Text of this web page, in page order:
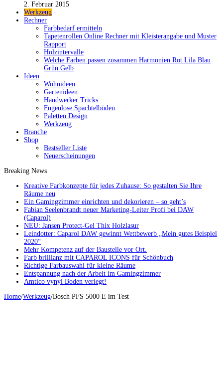
2. Februar 2015
Werkzeug
Rechner
Farbbedarf ermitteln
Tapetenrollen Online Rechner mit Kleisterangabe und Muster
Rapport
Holzintervalle
Welche Farben passen zusammen Harmonien Rot Lila Blau
Grün Gelb
Ideen
Wohnideen
Gartenideen
Handwerker Tricks
Fugenlose Spachtelböden
Paletten Design
Werkzeug
Branche
Shop
Bestseller Liste
Neuerscheinungen
Breaking News
Kreative Farbkonzepte für jedes Zuhause: So gestalten Sie Ihre
Räume neu
Ein Gamingzimmer einrichten und dekorieren – so geht’s
Fabian Seelenbrandt neuer Marketing-Leiter Profi bei DAW
(Caparol)
NEU: Jansen Protect-Gel Thix Holzlasur
Leindotter: Caparol DAW gewinnt Wettbewerb „Mein gutes Beispiel
2020“
Mehr Kompetenz auf der Baustelle vor Ort.
Farb brillianz mit CAPAROL ICONS für Schönbuch
Richtige Farbauswahl für kleine Räume
Entspannung nach der Arbeit im Gamingzimmer
Amtico vynyl Boden verlegt!
Home/Werkzeug/Bosch PFS 5000 E im Test